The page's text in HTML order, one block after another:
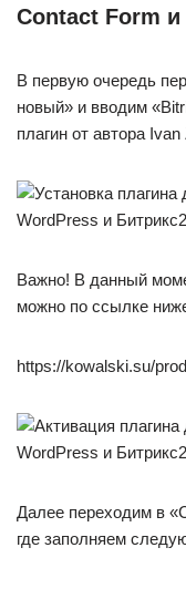
Contact Form и
В первую очередь
новый» и вводим
плагин от автора Ivan
Важно! В данный
можно по ссылке
https://kowalski.su/
Далее переходим в
где заполняем